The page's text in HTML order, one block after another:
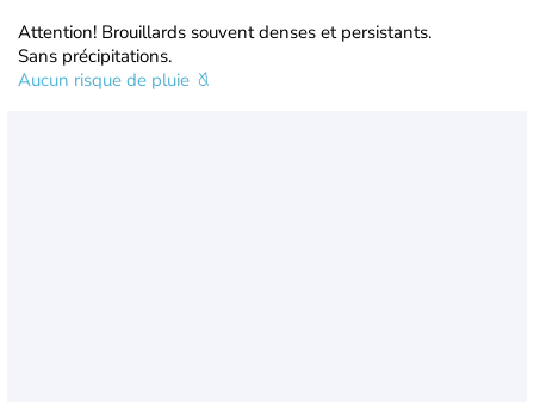
Attention! Brouillards souvent denses et persistants.
Sans précipitations.
Aucun risque de pluie